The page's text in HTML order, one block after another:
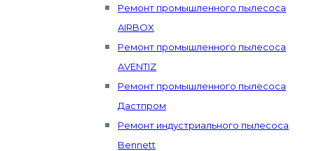
Ремонт промышленного пылесоса
AIRBOX
Ремонт промышленного пылесоса
AVENTIZ
Ремонт промышленного пылесоса
Дастпром
Ремонт индустриального пылесоса
Bennett